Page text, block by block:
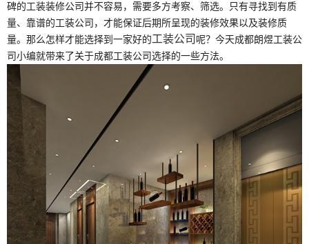
碑的工装装修公司并不容易，需要多方考察、筛选。只有寻找到有质
量、靠谱的工装公司，才能保证后期所呈现的装修效果以及装修质
量。那么怎样才能选择到一家好的工装公司 呢？今天成都朗煜工装公
司小编就带来了关于成都工装公司选择的一些方法。